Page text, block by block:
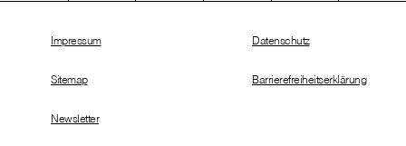
Impressum
Sitemap
Newsletter
Datenschutz
Barrierefreiheitserklärung